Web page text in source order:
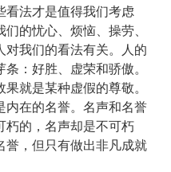
看法才是值得我们考虑
的忧心、烦恼、操劳、
对我们的看法有关。人的
：好胜、虚荣和骄傲。
就是某种虚假的尊敬。
内在的名誉。名声和名誉
朽的，名声却是不可朽
誉，但只有做出非凡成就